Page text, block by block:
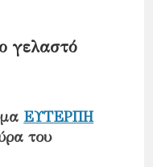
γελαστό
ΕΥΤΕΡΠΗ
του